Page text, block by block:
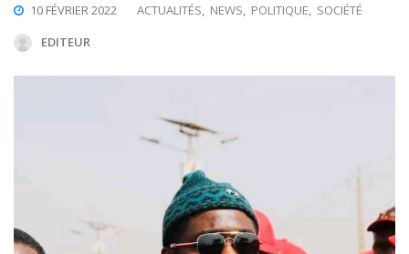
10 FÉVRIER 2022 ACTUALITÉS, NEWS, POLITIQUE, SOCIÉTÉ
EDITEUR